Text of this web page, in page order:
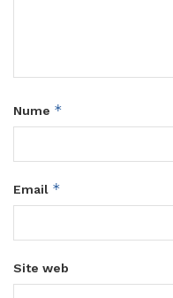
Nume *
Email *
Site web